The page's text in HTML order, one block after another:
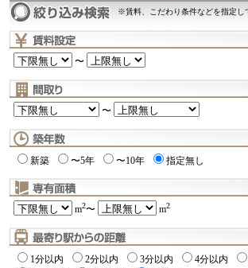
※賃料、こだわり条件などを指定し
〜
〜
新築 〜5年 〜10年 指定無し
m2〜 m2
1分以内 2分以内 3分以内 4分以内